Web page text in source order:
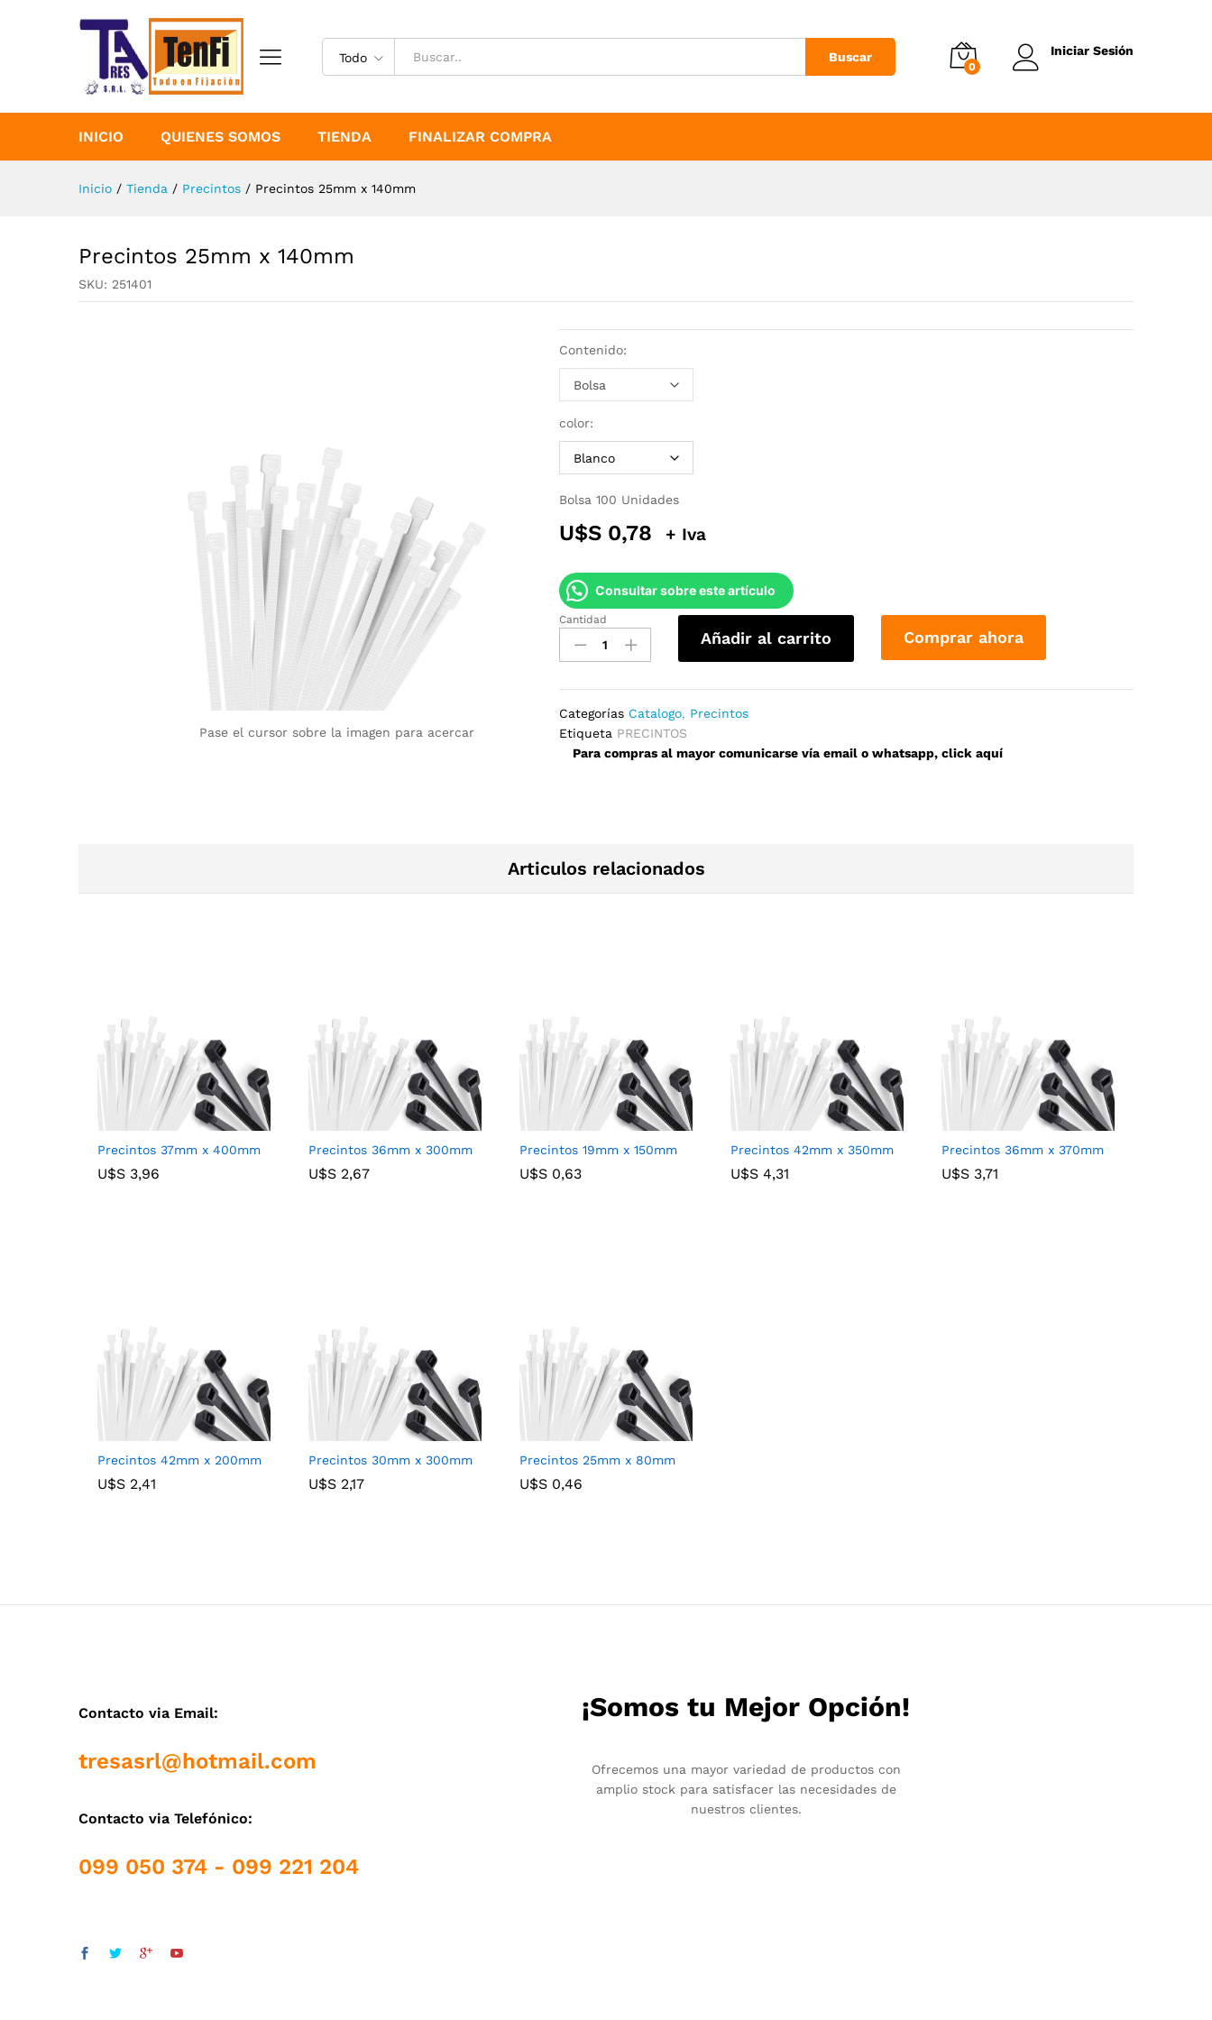
Todo Buscar
0
Iniciar Sesión
INICIO QUIENES SOMOS TIENDA FINALIZAR COMPRA
Inicio / Tienda / Precintos / Precintos 25mm x 140mm
Precintos 25mm x 140mm
SKU: 251401
Pase el cursor sobre la imagen para acercar
Contenido:
color:
Bolsa 100 Unidades
U$S 0,78 + Iva
Consultar sobre este artículo
Precintos
25mm
x
Cantidad
Añadir al carrito Comprar ahora
Categorías Catalogo, Precintos
Etiqueta PRECINTOS
Para compras al mayor comunicarse vía email o whatsapp, click aquí
Articulos relacionados
Precintos 37mm x 400mm
U$S 3,96
U$S 3,96
Precintos 36mm x 300mm
U$S 2,67
U$S 2,67
Precintos 19mm x 150mm
U$S 0,63
U$S 0,63
Precintos 42mm x 350mm
U$S 4,31
U$S 4,31
Precintos 36mm x 370mm
U$S 3,71
U$S 3,71
Precintos 42mm x 200mm
U$S 2,41
U$S 2,41
Precintos 30mm x 300mm
U$S 2,17
U$S 2,17
Precintos 25mm x 80mm
U$S 0,46
U$S 0,46
Contacto via Email:
tresasrl@hotmail.com
Contacto via Telefónico:
099 050 374 - 099 221 204
¡Somos tu Mejor Opción!
Ofrecemos una mayor variedad de productos con
amplio stock para satisfacer las necesidades de
nuestros clientes.
Especificaciones